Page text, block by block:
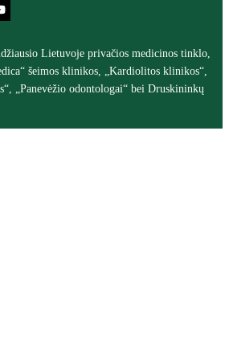
Lietuvoje privačios medicinos tinklo,
šeimos klinikos, „Kardiolitos klinikos“,
„Panevėžio odontologai“ bei Druskininkų